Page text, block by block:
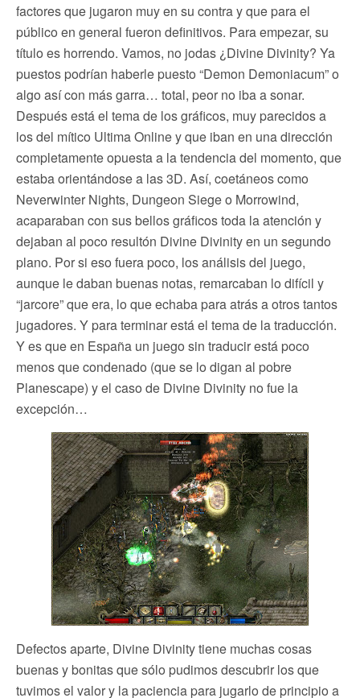
factores que jugaron muy en su contra y que para el
público en general fueron definitivos. Para empezar, su
título es horrendo. Vamos, no jodas ¿Divine Divinity? Ya
puestos podrían haberle puesto “Demon Demoniacum” o
algo así con más garra… total, peor no iba a sonar.
Después está el tema de los gráficos, muy parecidos a
los del mítico Ultima Online y que iban en una dirección
completamente opuesta a la tendencia del momento, que
estaba orientándose a las 3D. Así, coetáneos como
Neverwinter Nights, Dungeon Siege o Morrowind,
acaparaban con sus bellos gráficos toda la atención y
dejaban al poco resultón Divine Divinity en un segundo
plano. Por si eso fuera poco, los análisis del juego,
aunque le daban buenas notas, remarcaban lo difícil y
“jarcore” que era, lo que echaba para atrás a otros tantos
jugadores. Y para terminar está el tema de la traducción.
Y es que en España un juego sin traducir está poco
menos que condenado (que se lo digan al pobre
Planescape) y el caso de Divine Divinity no fue la
excepción…
Defectos aparte, Divine Divinity tiene muchas cosas
buenas y bonitas que sólo pudimos descubrir los que
tuvimos el valor y la paciencia para jugarlo de principio a